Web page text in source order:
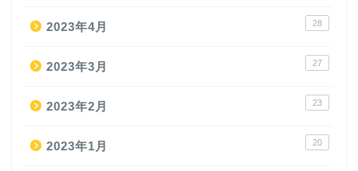
2023年4月 28
2023年3月 27
2023年2月 23
2023年1月 20